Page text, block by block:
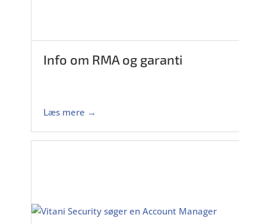
Info om RMA og garanti
Læs mere →